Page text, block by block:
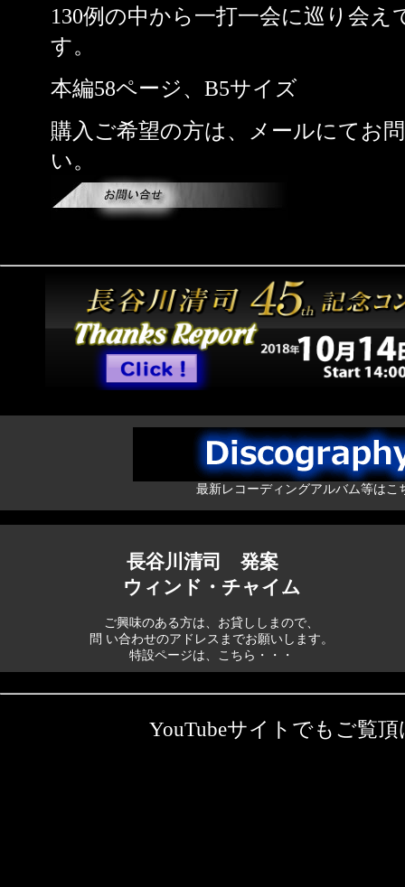
130例の中から一打一会に巡り会え
す。
本編58ページ、B5サイズ
購入ご希望の方は、
メールにてお
い。
最新レコーディングアルバム等はこ
長谷川清司 発案
ウィンド・チャイム
ご興味のある方は、お貸ししまので、
問 い合わせのアドレス までお願いします。
特設ページは、こちら・・・
YouTubeサイトでもご覧